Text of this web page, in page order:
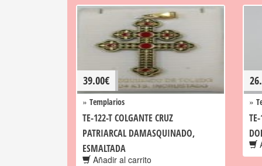
39.00€
» Templarios
TE-122-T COLGANTE CRUZ
PATRIARCAL DAMASQUINADO,
ESMALTADA
Añadir al carrito
»